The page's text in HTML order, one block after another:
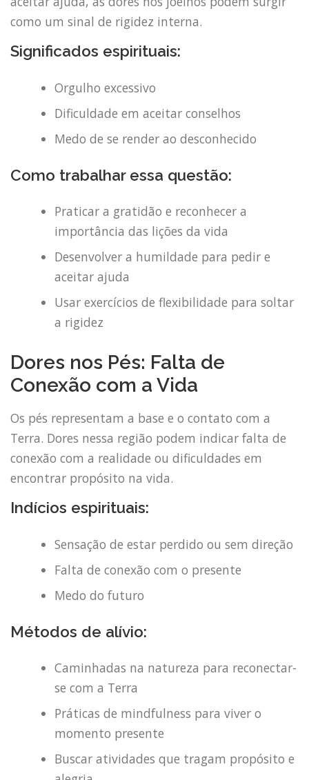
como um sinal de rigidez interna.
Significados espirituais:
Orgulho excessivo
Dificuldade em aceitar conselhos
Medo de se render ao desconhecido
Como trabalhar essa questão:
Praticar a gratidão e reconhecer a
importância das lições da vida
Desenvolver a humildade para pedir e
aceitar ajuda
Usar exercícios de flexibilidade para soltar
a rigidez
Dores nos Pés: Falta de
Conexão com a Vida
Os pés representam a base e o contato com a
Terra. Dores nessa região podem indicar falta de
conexão com a realidade ou dificuldades em
encontrar propósito na vida.
Indícios espirituais:
Sensação de estar perdido ou sem direção
Falta de conexão com o presente
Medo do futuro
Métodos de alívio:
Caminhadas na natureza para reconectar-
se com a Terra
Práticas de mindfulness para viver o
momento presente
Buscar atividades que tragam propósito e